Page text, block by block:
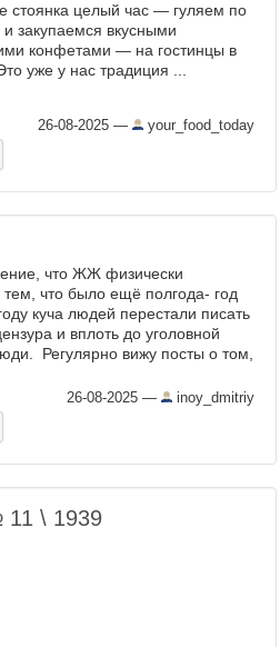
стоянка целый час — гуляем по
и закупаемся вкусными
конфетами — на гостинцы в
уже у нас традиция ...
26-08-2025 — your_food_today
что ЖЖ физически
что было ещё полгода- год
куча людей перестали писать
и вплоть до уголовной
Регулярно вижу посты о том,
26-08-2025 — inoy_dmitriy
11 \ 1939